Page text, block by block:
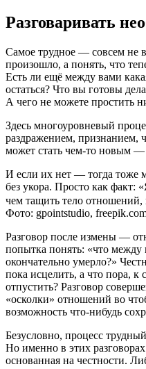
Разговаривать
Самое трудное — совсем не
произошло, а понять, что
Есть ли ещё между вами
остаться? Что вы готовы
А чего не можете простить
Здесь многоуровневый
раздражением, признанием,
может стать чем-то новым —
И если их нет — тогда тоже
без укора. Просто как факт:
чем тащить тело
Фото: gpointstudio,
Разговор после измены —
попытка понять: «что
окончательно умерло?»
пока исцелить, а что пора, к
отпустить? Разговор
«осколки» отношений во
возможность что-нибудь
Безусловно, процесс
Но именно в этих
основанная на честности.